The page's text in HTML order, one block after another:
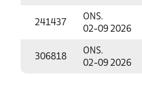
241437
ONS.
02-09 2026
306818
ONS.
02-09 2026